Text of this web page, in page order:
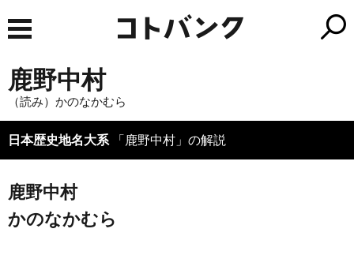
鹿野中村
（読み）かのなかむら
日本歴史地名大系 「鹿野中村」の解説
鹿野中村
かのなかむら